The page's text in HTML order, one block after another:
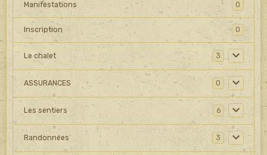
Manifestations 0
Inscription 0
Le chalet 3
ASSURANCES 0
Les sentiers 6
Randonnées 3